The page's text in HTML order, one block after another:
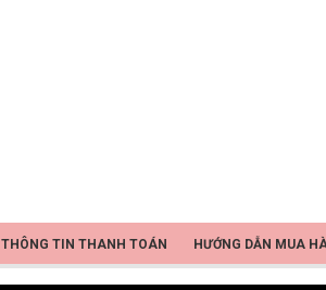
THÔNG TIN THANH TOÁN HƯỚNG DẪN MUA